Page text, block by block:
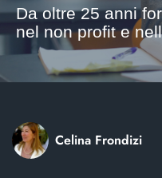
Da oltre 25 anni
nel non profit e
Celina Frondizi